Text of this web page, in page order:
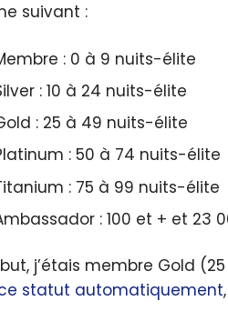
suivant :
: 0 à 9 nuits-élite
: 10 à 24 nuits-élite
: 25 à 49 nuits-élite
: 50 à 74 nuits-élite
: 75 à 99 nuits-élite
: 100 et + et 23
j’étais membre Gold
statut automatiquement